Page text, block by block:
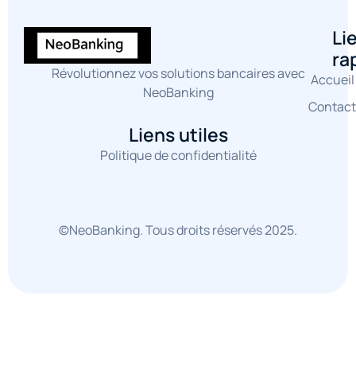
Révolutionnez vos solutions bancaires avec
NeoBanking
Accueil
Contact
Liens utiles
Politique de confidentialité
©NeoBanking. Tous droits réservés 2025.